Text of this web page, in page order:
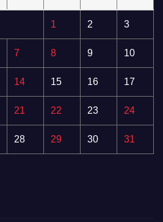
1 2 3
7 8 9 10
14 15 16 17
21 22 23 24
28 29 30 31